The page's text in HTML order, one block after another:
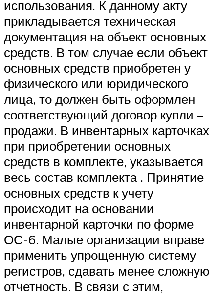
использования. К данному акту
прикладывается техническая
документация на объект основных
средств. В том случае если объект
основных средств приобретен у
физического или юридического
лица, то должен быть оформлен
соответствующий договор купли –
продажи. В инвентарных карточках
при приобретении основных
средств в комплекте, указывается
весь состав комплекта . Принятие
основных средств к учету
происходит на основании
инвентарной карточки по форме
ОС-6. Малые организации вправе
применить упрощенную систему
регистров, сдавать менее сложную
отчетность. В связи с этим,